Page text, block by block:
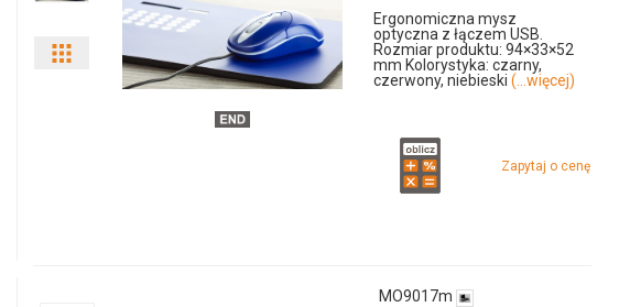
Pokaż
Ergonomiczna mysz
optyczna z łączem USB.
Rozmiar produktu: 94×33×52
mm Kolorystyka: czarny,
czerwony, niebieski(...więcej)
Zapytaj o cenę
MO9017m